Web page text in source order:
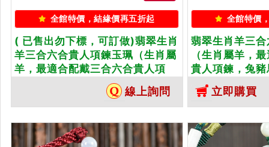
全館特價，結緣價再五折起
( 已售出勿下標，可訂做)翡翠生肖
羊三合六合貴人項鍊玉珮（生肖屬
羊，最適合配戴三合六合貴人項
鍊，馬豬雞：羊牌A貨翡翠生肖羊
玉珮、緬甸玉生肖羊玉墜、羊十二
生肖項鍊）。綠色糯種翡翠，ZH-
220。客製化訂做各種翡翠生肖吊
墜玉珮項鍊。★附A貨翡翠雙證書
線上詢問
全館特價
翡翠生肖羊三
（生肖屬羊，
貴人項鍊，兔
生肖羊玉珮、
羊十二生肖項
化訂做各種翡
鍊。★附A貨翡
立即購買